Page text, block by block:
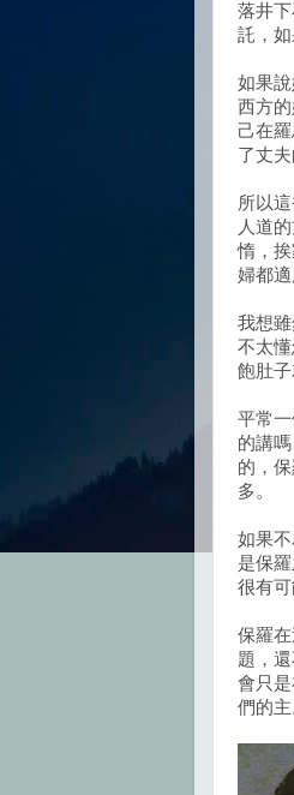
落井
託，
如果
西方
己在
了丈
所以
人道
惰，
婦都適
我想
不太
飽肚
平常
的講
的，
多。
如果
是保
很有
保羅
題，
會只
們的主